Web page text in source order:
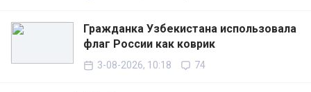
Гражданка Узбекистана использовала
флаг России как коврик
3-08-2026, 10:18 74